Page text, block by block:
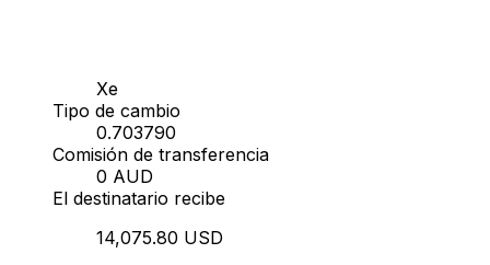
Xe
Tipo de cambio
0.703790
Comisión de transferencia
0 AUD
El destinatario recibe
14,075.80 USD